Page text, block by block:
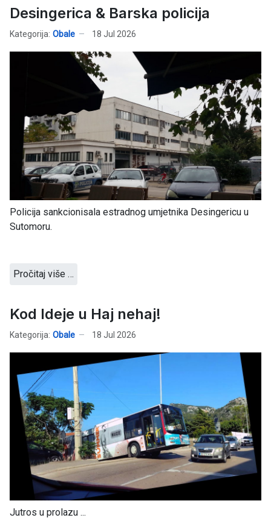
Desingerica & Barska policija
Kategorija: Obale 18 Jul 2026
Policija sankcionisala estradnog umjetnika Desingericu u
Sutomoru.
Pročitaj više …
Kod Ideje u Haj nehaj!
Kategorija: Obale 18 Jul 2026
Jutros u prolazu ...